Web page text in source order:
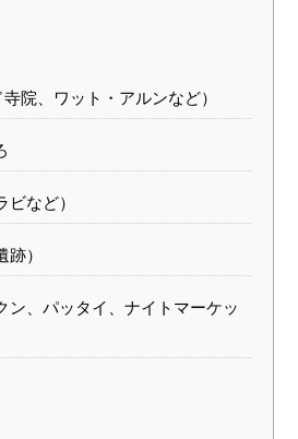
院、ワット・アルンなど）
など）
）
ン、パッタイ、ナイトマーケッ